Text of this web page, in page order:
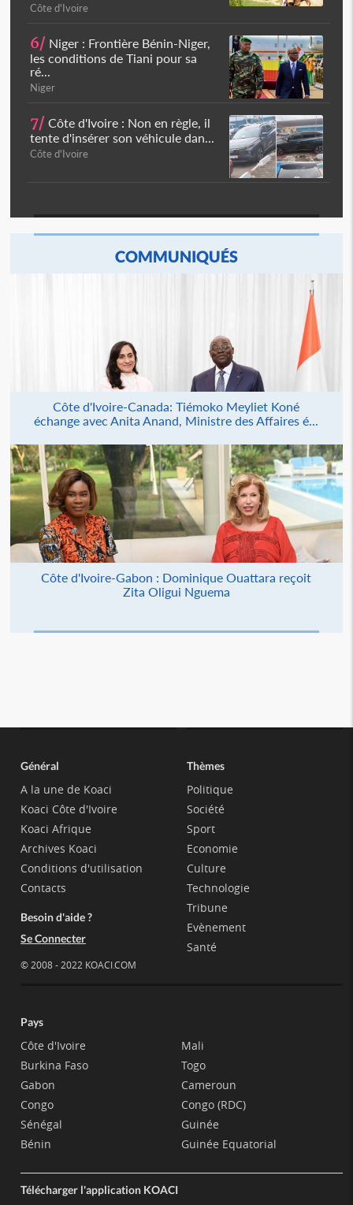
Côte d'Ivoire
6/ Niger : Frontière Bénin-Niger,
les conditions de Tiani pour sa
ré...
Niger
7/ Côte d'Ivoire : Non en règle, il
tente d'insérer son véhicule dan...
Côte d'Ivoire
COMMUNIQUÉS
Côte d'Ivoire-Canada: Tiémoko Meyliet Koné
échange avec Anita Anand, Ministre des Affaires é...
Côte d'Ivoire-Gabon : Dominique Ouattara reçoit
Zita Oligui Nguema
Général
A la une de Koaci
Koaci Côte d'Ivoire
Koaci Afrique
Archives Koaci
Conditions d'utilisation
Contacts
Besoin d'aide ?
Se Connecter
© 2008 - 2022 KOACI.COM
Thèmes
Politique
Société
Sport
Economie
Culture
Technologie
Tribune
Evènement
Santé
Pays
Côte d'Ivoire
Burkina Faso
Gabon
Congo
Sénégal
Bénin
Mali
Togo
Cameroun
Congo (RDC)
Guinée
Guinée Equatorial
Télécharger l'application KOACI